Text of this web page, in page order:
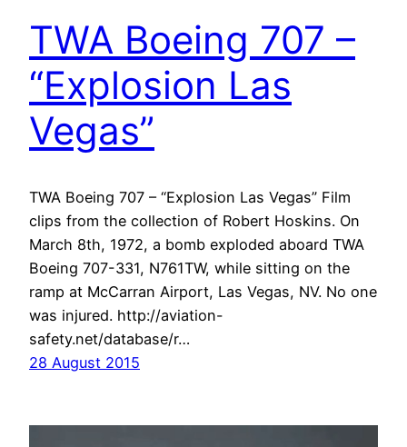
TWA Boeing 707 –
“Explosion Las
Vegas”
TWA Boeing 707 – “Explosion Las Vegas” Film
clips from the collection of Robert Hoskins. On
March 8th, 1972, a bomb exploded aboard TWA
Boeing 707-331, N761TW, while sitting on the
ramp at McCarran Airport, Las Vegas, NV. No one
was injured. http://aviation-
safety.net/database/r…
28 August 2015